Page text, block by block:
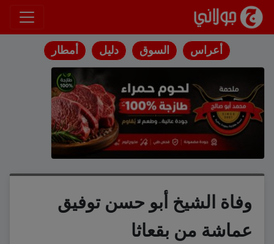
انتقل إلى المحتوى
أعراس السوق دليل أمطار
وفاة الشيخ أبو حسن توفيق
عماشة من بقعاثا